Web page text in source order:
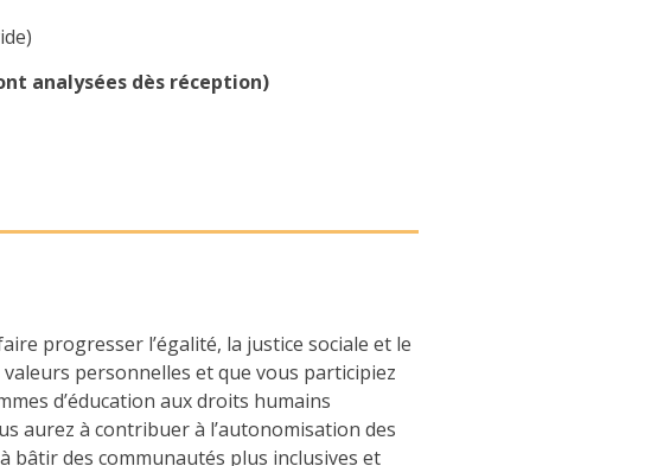
analysées dès réception)
progresser l’égalité, la justice sociale et le
personnelles et que vous participiez
d’éducation aux droits humains
aurez à contribuer à l’autonomisation des
des communautés plus inclusives et